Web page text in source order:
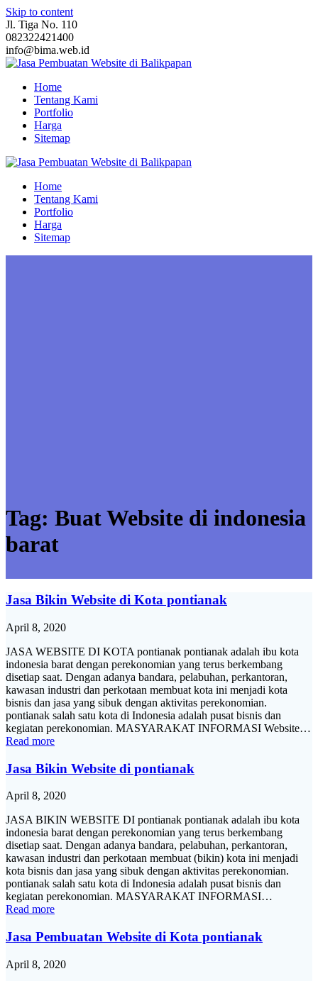
Skip to content
Jl. Tiga No. 110
082322421400
info@bima.web.id
Home
Tentang Kami
Portfolio
Harga
Sitemap
Home
Tentang Kami
Portfolio
Harga
Sitemap
Tag: Buat Website di indonesia
barat
Jasa Bikin Website di Kota pontianak
April 8, 2020
JASA WEBSITE DI KOTA pontianak pontianak adalah ibu kota
indonesia barat dengan perekonomian yang terus berkembang
disetiap saat. Dengan adanya bandara, pelabuhan, perkantoran,
kawasan industri dan perkotaan membuat kota ini menjadi kota
bisnis dan jasa yang sibuk dengan aktivitas perekonomian.
pontianak salah satu kota di Indonesia adalah pusat bisnis dan
kegiatan perekonomian. MASYARAKAT INFORMASI Website…
Read more
Jasa Bikin Website di pontianak
April 8, 2020
JASA BIKIN WEBSITE DI pontianak pontianak adalah ibu kota
indonesia barat dengan perekonomian yang terus berkembang
disetiap saat. Dengan adanya bandara, pelabuhan, perkantoran,
kawasan industri dan perkotaan membuat (bikin) kota ini menjadi
kota bisnis dan jasa yang sibuk dengan aktivitas perekonomian.
pontianak salah satu kota di Indonesia adalah pusat bisnis dan
kegiatan perekonomian. MASYARAKAT INFORMASI…
Read more
Jasa Pembuatan Website di Kota pontianak
April 8, 2020